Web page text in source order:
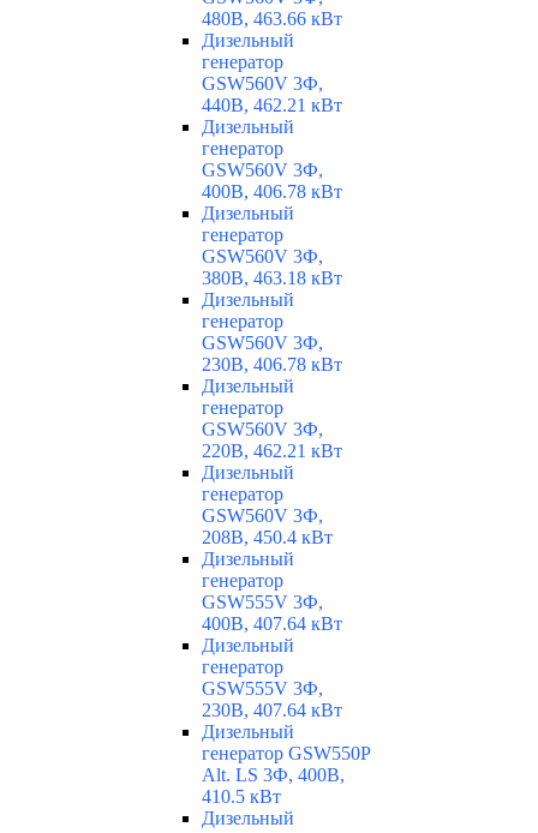
480В, 463.66 кВт
Дизельный
генератор
GSW560V 3Ф,
440В, 462.21 кВт
Дизельный
генератор
GSW560V 3Ф,
400В, 406.78 кВт
Дизельный
генератор
GSW560V 3Ф,
380В, 463.18 кВт
Дизельный
генератор
GSW560V 3Ф,
230В, 406.78 кВт
Дизельный
генератор
GSW560V 3Ф,
220В, 462.21 кВт
Дизельный
генератор
GSW560V 3Ф,
208В, 450.4 кВт
Дизельный
генератор
GSW555V 3Ф,
400В, 407.64 кВт
Дизельный
генератор
GSW555V 3Ф,
230В, 407.64 кВт
Дизельный
генератор GSW550P
Alt. LS 3Ф, 400В,
410.5 кВт
Дизельный